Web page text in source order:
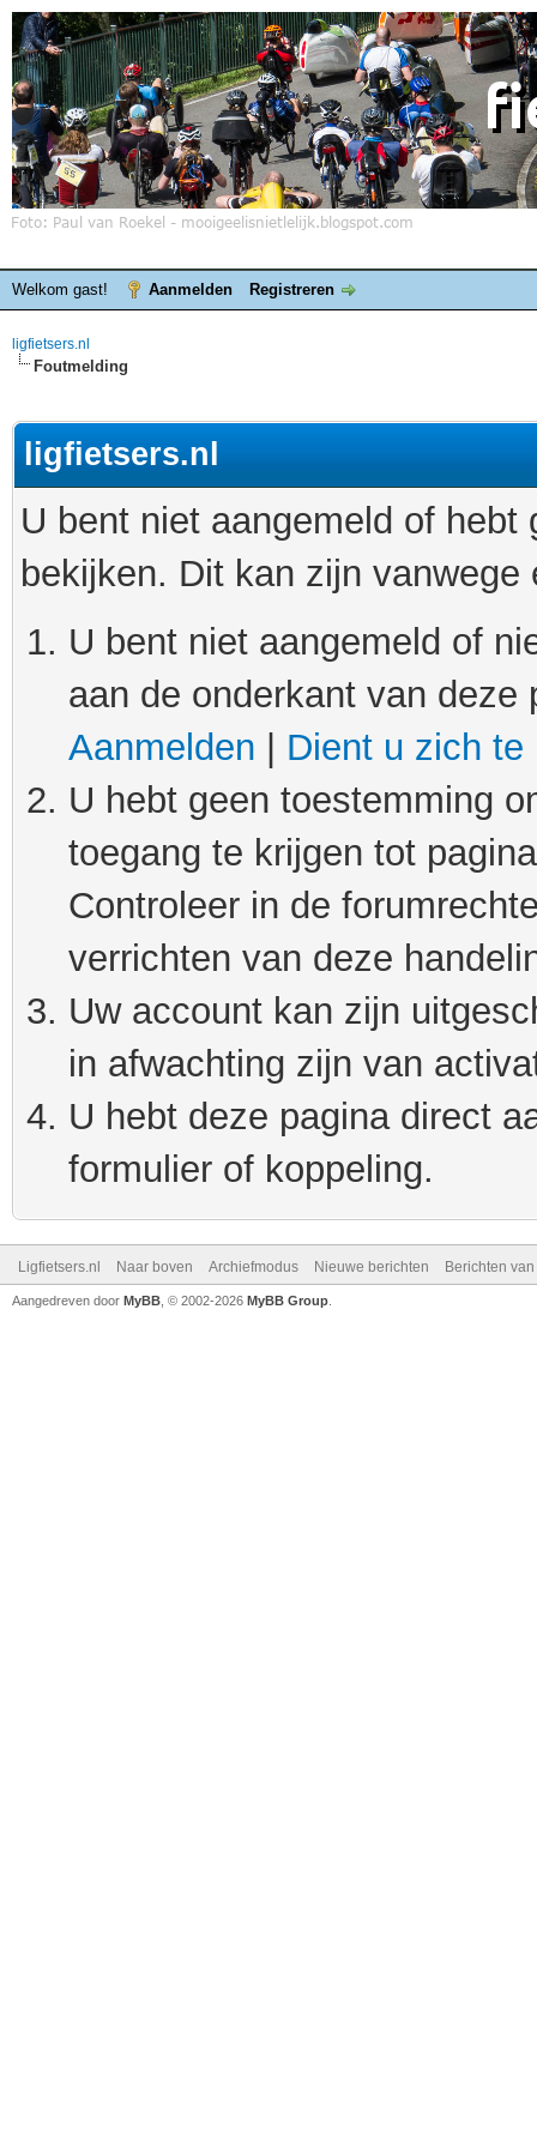
Welkom gast! Aanmelden Registreren
ligfietsers.nl
Foutmelding
ligfietsers.nl
U bent niet aangemeld of
bekijken. Dit kan zijn
U bent niet aangemeld of
aan de onderkant van
Aanmelden
Dient u zich te
U hebt geen toestemming
toegang te krijgen tot
Controleer in de
verrichten van deze
Uw account kan zijn
in afwachting zijn van
U hebt deze pagina direct
formulier of koppeling.
Ligfietsers.nl Naar boven Archiefmodus Nieuwe berichten Berichten
Aangedreven door MyBB , © 2002-2026 MyBB Group